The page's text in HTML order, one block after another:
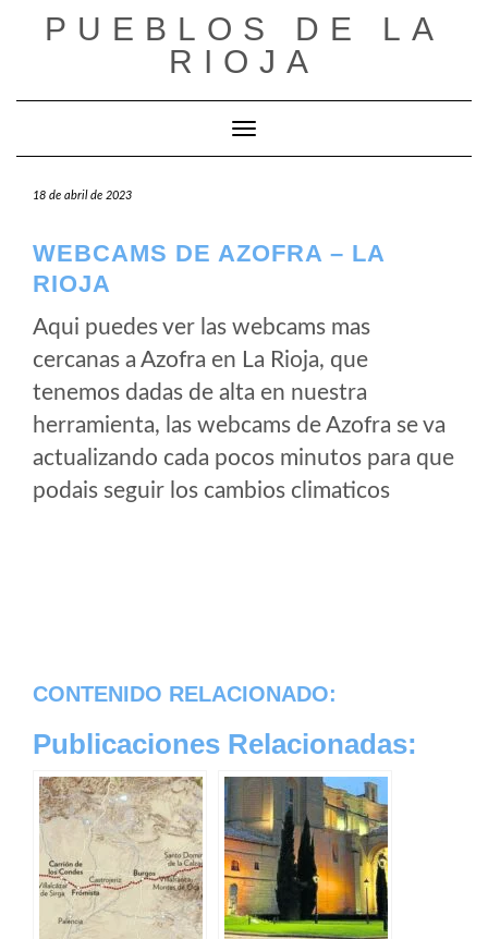
PUEBLOS DE LA
RIOJA
Cambiar modo de navegación
18 de abril de 2023
WEBCAMS DE AZOFRA – LA
RIOJA
Aqui puedes ver las webcams mas
cercanas a Azofra en La Rioja, que
tenemos dadas de alta en nuestra
herramienta, las webcams de Azofra se va
actualizando cada pocos minutos para que
podais seguir los cambios climaticos
CONTENIDO RELACIONADO:
Publicaciones Relacionadas: